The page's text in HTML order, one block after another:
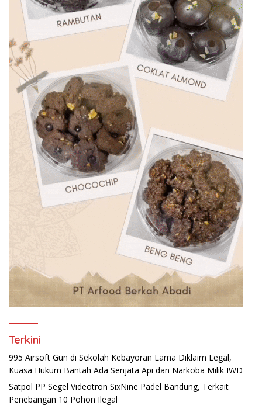
Terkini
995 Airsoft Gun di Sekolah Kebayoran Lama Diklaim Legal,
Kuasa Hukum Bantah Ada Senjata Api dan Narkoba Milik IWD
Satpol PP Segel Videotron SixNine Padel Bandung, Terkait
Penebangan 10 Pohon Ilegal